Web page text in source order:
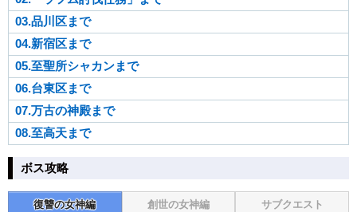
03.品川区まで
04.新宿区まで
05.至聖所シャカンまで
06.台東区まで
07.万古の神殿まで
08.至高天まで
ボス攻略
復讐の女神編 創世の女神編 サブクエスト